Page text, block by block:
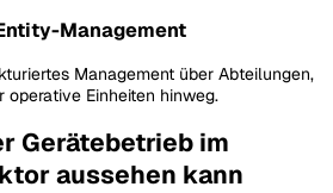
Management
Management über Abteilungen,
operative Einheiten hinweg.
Gerätebetrieb im
aussehen kann